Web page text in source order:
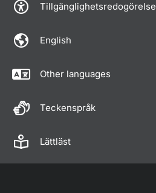
Tillgänglighetsredogörelse
English
Other languages
Teckenspråk
Lättläst